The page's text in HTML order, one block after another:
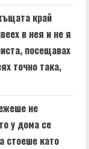
край
в нея и не я
посещавах
точно така,
не
у дома се
стоеше като